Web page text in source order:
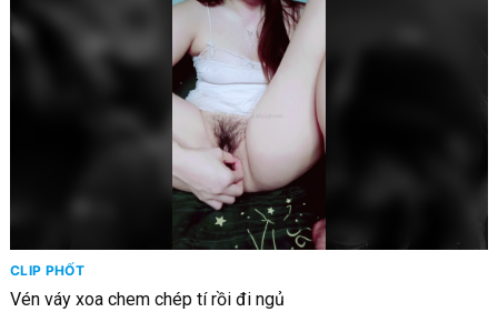
CLIP PHỐT
Vén váy xoa chem chép tí rồi đi ngủ